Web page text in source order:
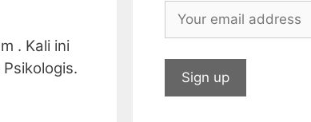
. Kali ini